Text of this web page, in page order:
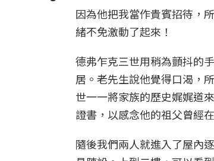
因為他把我當作貴賓招待，
緒不免激動了起來！
德弗乍克三世用稍為顫抖的
居。老先生說他覺得口渴，
世一一將家族的歷史娓娓道
證書，以感念他的祖父曾經
隨後我們兩人就進入了屋內